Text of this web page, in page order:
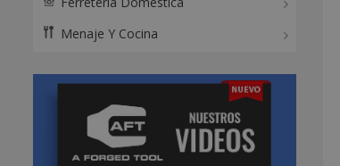
Menaje Y Cocina